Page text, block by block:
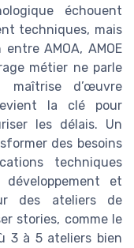
échouent
techniques, mais
AMOA, AMOE
métier ne parle
d’œuvre
la clé pour
les délais. Un
des besoins
techniques
et
des ateliers de
stories, comme le
3 à 5 ateliers bien